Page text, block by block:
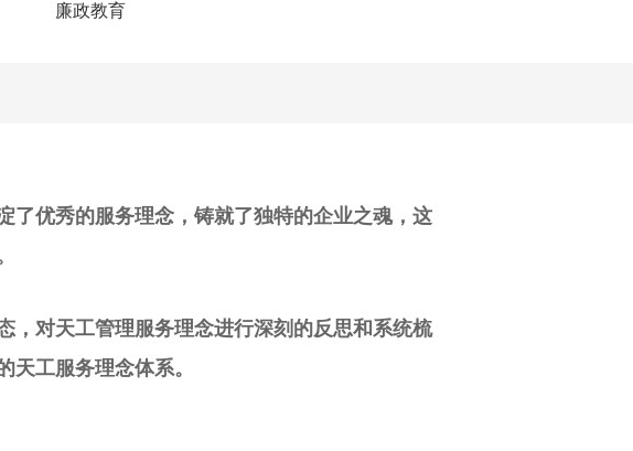
廉政教育
优秀的服务理念，铸就了独特的企业之魂，这
对天工管理服务理念进行深刻的反思和系统梳
工服务理念体系。